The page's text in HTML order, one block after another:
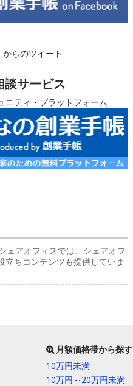
らのツイート
談サービス
ニティ・プラットフォーム
ェアオフィスでは、シェアオフ
ちコンテンツも提供していま
月額価格帯から探す
10万円未満
10万円～20万円未満